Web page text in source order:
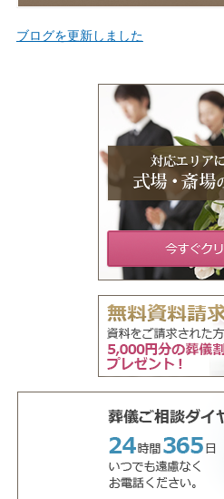
ブログを更新しました